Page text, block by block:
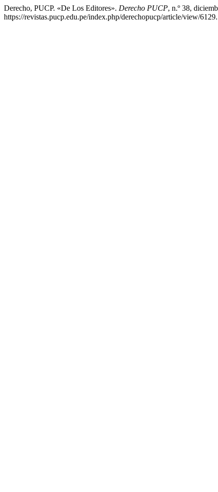
Derecho, PUCP. «De Los Editores». Derecho PUCP, n.º 38,
https://revistas.pucp.edu.pe/index.php/derechopucp/article/view/6129.